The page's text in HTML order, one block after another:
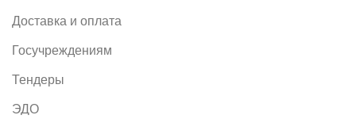
Доставка и оплата
Госучреждениям
Тендеры
ЭДО